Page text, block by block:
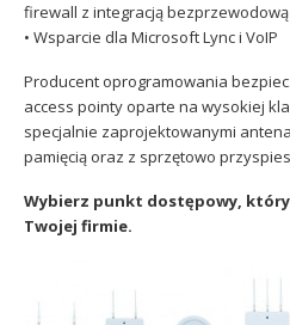
firewall z integracją bezprzewodową
• Wsparcie dla Microsoft Lync i VoIP
Producent oprogramowania
access pointy oparte na wysokiej
specjalnie zaprojektowanymi
pamięcią oraz z sprzętowo
Wybierz punkt dostępowy,
Twojej firmie.